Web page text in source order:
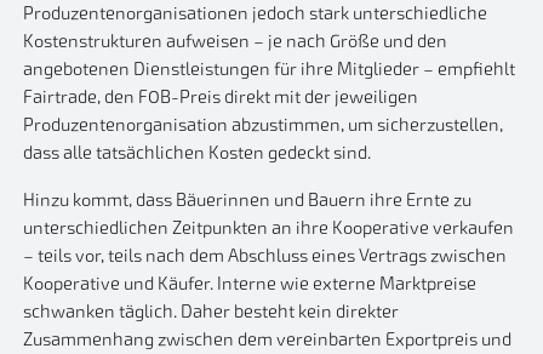
Produzentenorganisationen jedoch stark unterschiedliche
Kostenstrukturen aufweisen – je nach Größe und den
angebotenen Dienstleistungen für ihre Mitglieder – empfiehlt
Fairtrade, den FOB-Preis direkt mit der jeweiligen
Produzentenorganisation abzustimmen, um sicherzustellen,
dass alle tatsächlichen Kosten gedeckt sind.
Hinzu kommt, dass Bäuerinnen und Bauern ihre Ernte zu
unterschiedlichen Zeitpunkten an ihre Kooperative verkaufen
– teils vor, teils nach dem Abschluss eines Vertrags zwischen
Kooperative und Käufer. Interne wie externe Marktpreise
schwanken täglich. Daher besteht kein direkter
Zusammenhang zwischen dem vereinbarten Exportpreis und